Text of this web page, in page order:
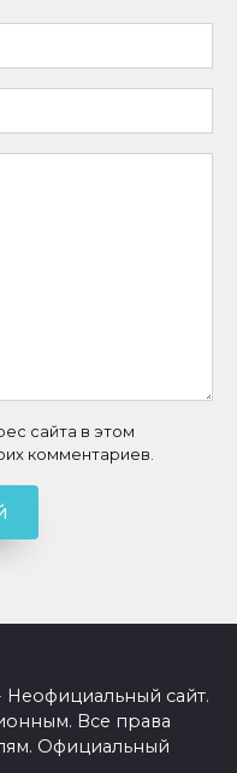
сайта в этом
комментариев.
Неофициальный сайт.
Все права
Официальный